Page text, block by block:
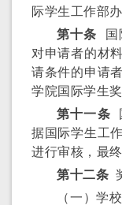
际学生工作部
第十条 国
对申请者的材
请条件的申请
学院国际学生
第十一条
据国际学生工
进行审核，最
第十二条
（一）学